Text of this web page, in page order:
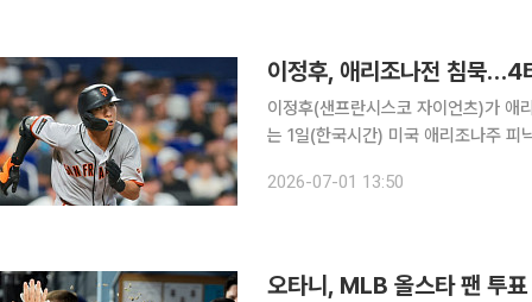
이정후, 애리조나전 침묵
이정후(샌프란시스코 자이언츠)가 애리
는 1일(한국시간) 미국 애리조나주
안타를 기록하지 못했던 이정후는 이
2026-07-01 13:50
오타니, MLB 올스타 팬 투